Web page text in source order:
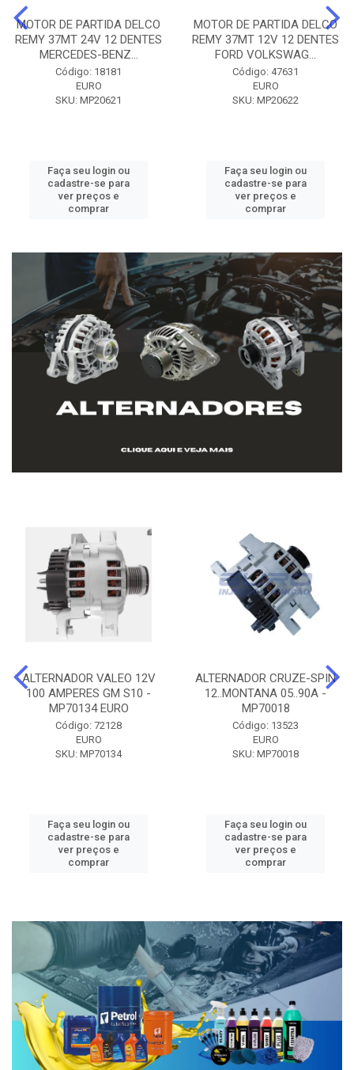
MOTOR DE PARTIDA DELCO
REMY 37MT 24V 12 DENTES
MERCEDES-BENZ...
Código: 18181
EURO
SKU: MP20621
Faça seu login ou
cadastre-se para
ver preços e
comprar
MOTOR DE PARTIDA DELCO
REMY 37MT 12V 12 DENTES
FORD VOLKSWAG...
Código: 47631
EURO
SKU: MP20622
Faça seu login ou
cadastre-se para
ver preços e
comprar
ALTERNADOR VALEO 12V
100 AMPERES GM S10 -
MP70134 EURO
Código: 72128
EURO
SKU: MP70134
Faça seu login ou
cadastre-se para
ver preços e
comprar
ALTERNADOR CRUZE-SPIN
12..MONTANA 05..90A -
MP70018
Código: 13523
EURO
SKU: MP70018
Faça seu login ou
cadastre-se para
ver preços e
comprar